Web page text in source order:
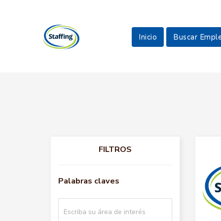
Inicio Buscar
FILTROS
Palabras claves